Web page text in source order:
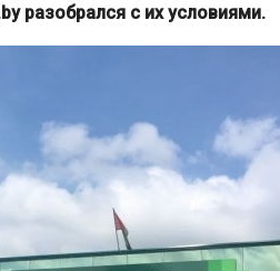
разобрался с их условиями.